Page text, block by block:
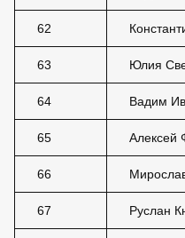
62
63 Юлия
64 Вадим
65 Алексей
66
67 Руслан